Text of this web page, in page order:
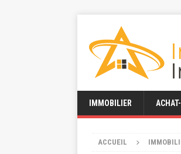
IMMOBILIER
ACCUEIL